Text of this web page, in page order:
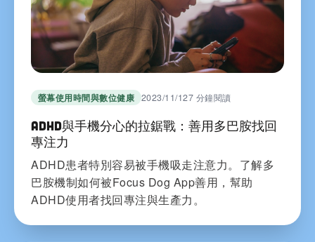
螢幕使用時間與數位健康 2023/11/127 分鐘閱讀
ADHD與手機分心的拉鋸戰：善用多巴胺找回
專注力
ADHD患者特別容易被手機吸走注意力。了解多
巴胺機制如何被Focus Dog App善用，幫助
ADHD使用者找回專注與生產力。